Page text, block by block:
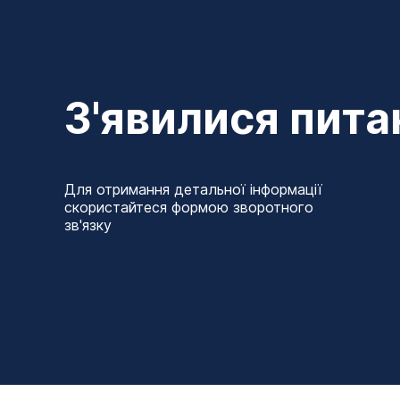
З'явилися
Для отримання детальної інформації
скористайтеся формою зворотного
зв'язку